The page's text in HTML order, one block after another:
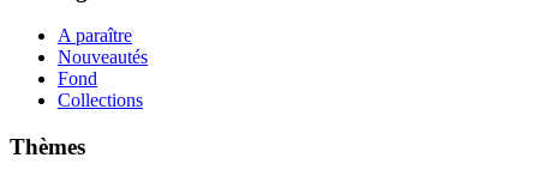
A paraître
Nouveautés
Fond
Collections
Thèmes